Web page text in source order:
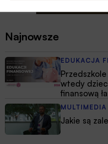
Najnowsze
EDUKACJA
wtedy
finansową
MULTIMEDIA
Jakie są